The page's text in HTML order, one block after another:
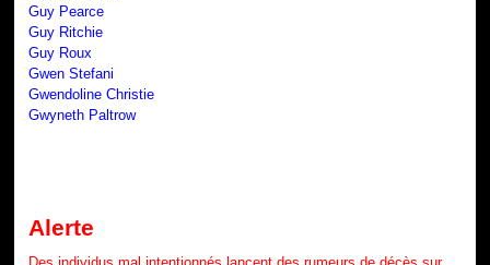
Guy Pearce
Guy Ritchie
Guy Roux
Gwen Stefani
Gwendoline Christie
Gwyneth Paltrow
Alerte